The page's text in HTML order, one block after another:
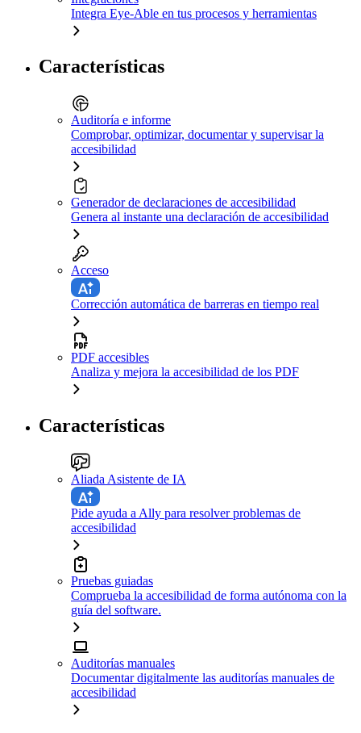
Integra Eye-Able en tus procesos y herramientas
Características
Auditoría e informe
Comprobar, optimizar, documentar y supervisar la
accesibilidad
Generador de declaraciones de accesibilidad
Genera al instante una declaración de accesibilidad
Acceso
Corrección automática de barreras en tiempo real
PDF accesibles
Analiza y mejora la accesibilidad de los PDF
Características
Aliada Asistente de IA
Pide ayuda a Ally para resolver problemas de
accesibilidad
Pruebas guiadas
Comprueba la accesibilidad de forma autónoma con la
guía del software.
Auditorías manuales
Documentar digitalmente las auditorías manuales de
accesibilidad